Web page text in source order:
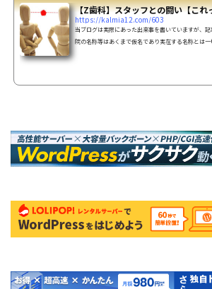
【Z歯科】スタッフとの闘い【これ
https://kalmia12.com/603
当ブログは実際にあった出来事を書いていますが、
院の名称等はあくまで仮名であり実在する名称とは